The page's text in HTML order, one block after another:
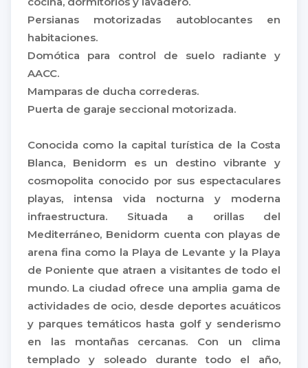
Persianas motorizadas autoblocantes en
habitaciones.
Domótica para control de suelo radiante y
AACC.
Mamparas de ducha correderas.
Puerta de garaje seccional motorizada.
Conocida como la capital turística de la Costa
Blanca, Benidorm es un destino vibrante y
cosmopolita conocido por sus espectaculares
playas, intensa vida nocturna y moderna
infraestructura. Situada a orillas del
Mediterráneo, Benidorm cuenta con playas de
arena fina como la Playa de Levante y la Playa
de Poniente que atraen a visitantes de todo el
mundo. La ciudad ofrece una amplia gama de
actividades de ocio, desde deportes acuáticos
y parques temáticos hasta golf y senderismo
en las montañas cercanas. Con un clima
templado y soleado durante todo el año,